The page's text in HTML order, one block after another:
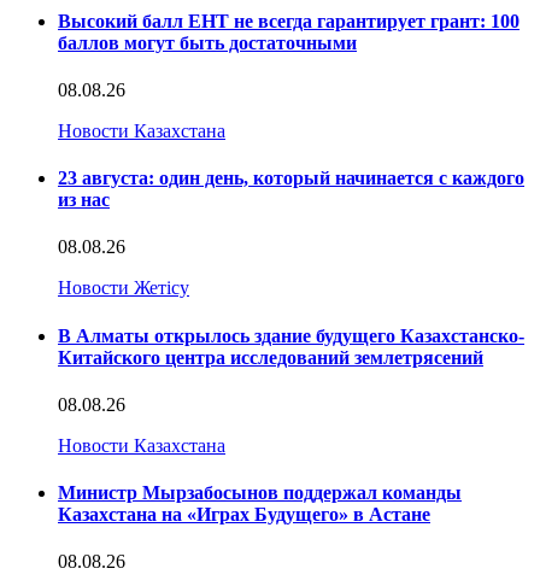
Высокий балл ЕНТ не всегда гарантирует грант: 100
баллов могут быть достаточными
08.08.26
Новости Казахстана
23 августа: один день, который начинается с каждого
из нас
08.08.26
Новости Жетісу
В Алматы открылось здание будущего Казахстанско-
Китайского центра исследований землетрясений
08.08.26
Новости Казахстана
Министр Мырзабосынов поддержал команды
Казахстана на «Играх Будущего» в Астане
08.08.26